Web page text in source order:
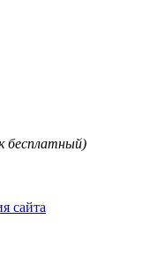
бесплатный)
сайта